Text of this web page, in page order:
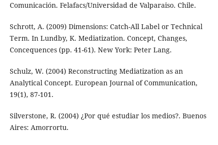
Comunicación. Felafacs/Universidad de Valparaiso. Chile.
Schrott, A. (2009) Dimensions: Catch-All Label or Technical
Term. In Lundby, K. Mediatization. Concept, Changes,
Concequences (pp. 41-61). New York: Peter Lang.
Schulz, W. (2004) Reconstructing Mediatization as an
Analytical Concept. European Journal of Communication,
19(1), 87-101.
Silverstone, R. (2004) ¿Por qué estudiar los medios?. Buenos
Aires: Amorrortu.